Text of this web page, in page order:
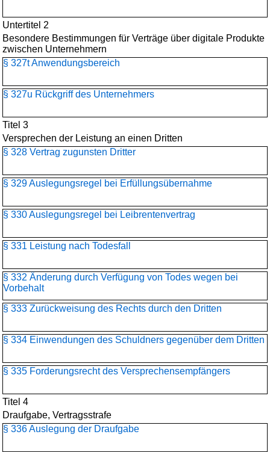
Untertitel 2
Besondere Bestimmungen für Verträge über digitale Produkte
zwischen Unternehmern
§ 327t Anwendungsbereich
§ 327u Rückgriff des Unternehmers
Titel 3
Versprechen der Leistung an einen Dritten
§ 328 Vertrag zugunsten Dritter
§ 329 Auslegungsregel bei Erfüllungsübernahme
§ 330 Auslegungsregel bei Leibrentenvertrag
§ 331 Leistung nach Todesfall
§ 332 Änderung durch Verfügung von Todes wegen bei
Vorbehalt
§ 333 Zurückweisung des Rechts durch den Dritten
§ 334 Einwendungen des Schuldners gegenüber dem Dritten
§ 335 Forderungsrecht des Versprechensempfängers
Titel 4
Draufgabe, Vertragsstrafe
§ 336 Auslegung der Draufgabe